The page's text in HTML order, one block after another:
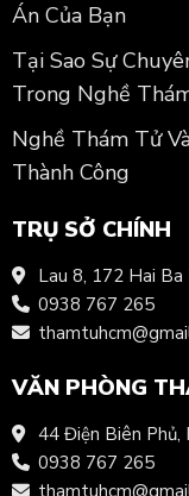
Án Của Bạn
Tại Sao Sự
Trong Nghề
Nghề Thám Tử
Thành Công
TRỤ SỞ CHÍNH
Lau 8, 172 Hai Ba
0938 767 265
VĂN PHÒNG
44 Điện Biên Phủ,
0938 767 265